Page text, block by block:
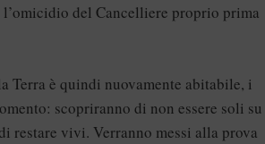
del Cancelliere proprio prima
Terra è quindi nuovamente abitabile, i
scopriranno di non essere soli su
restare vivi. Verranno messi alla prova